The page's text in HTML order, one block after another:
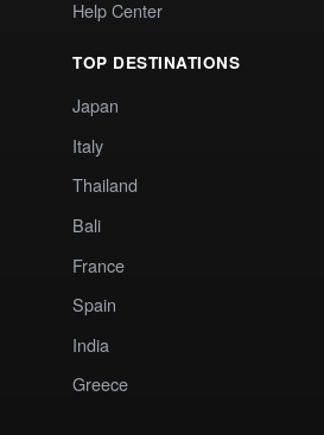
Help Center
TOP DESTINATIONS
Japan
Italy
Thailand
Bali
France
Spain
India
Greece